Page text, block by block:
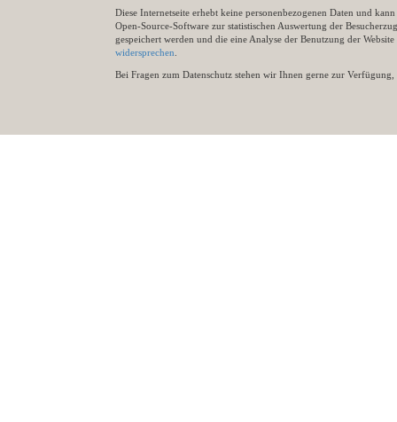
Diese Internetseite erhebt keine personenbezogenen Daten und
Open-Source-Software zur statistischen Auswertung der
gespeichert werden und die eine Analyse der Benutzung der
widersprechen
Bei Fragen zum Datenschutz stehen wir Ihnen gerne zur